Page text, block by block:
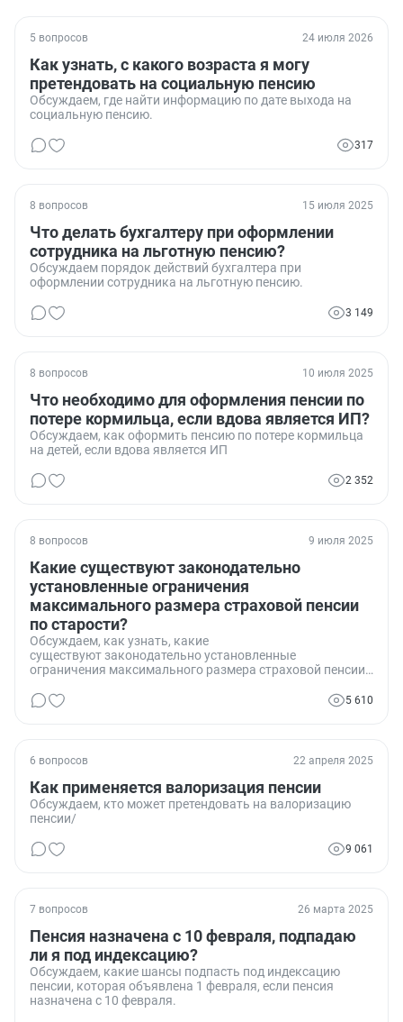
5 вопросов 24 июля 2026
Как узнать, с какого возраста я могу
претендовать на социальную пенсию
Обсуждаем, где найти информацию по дате выхода на
социальную пенсию.
317
8 вопросов 15 июля 2025
Что делать бухгалтеру при оформлении
сотрудника на льготную пенсию?
Обсуждаем порядок действий бухгалтера при
оформлении сотрудника на льготную пенсию.
3 149
8 вопросов 10 июля 2025
Что необходимо для оформления пенсии по
потере кормильца, если вдова является ИП?
Обсуждаем, как оформить пенсию по потере кормильца
на детей, если вдова является ИП
2 352
8 вопросов 9 июля 2025
Какие существуют законодательно
установленные ограничения
максимального размера страховой пенсии
по старости?
Обсуждаем, как узнать, какие
существуют законодательно установленные
ограничения максимального размера страховой пенсии
индивидуальных пенсионных коэффициентов (ИПК) при
5 610
6 вопросов 22 апреля 2025
Как применяется валоризация пенсии
Обсуждаем, кто может претендовать на валоризацию
пенсии/
9 061
7 вопросов 26 марта 2025
Пенсия назначена с 10 февраля, подпадаю
ли я под индексацию?
Обсуждаем, какие шансы подпасть под индексацию
пенсии, которая объявлена 1 февраля, если пенсия
назначена с 10 февраля.